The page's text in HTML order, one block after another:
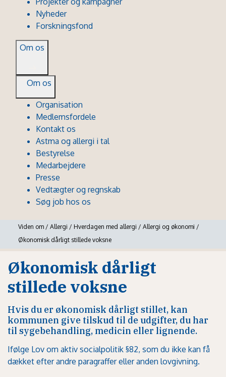
Nyheder
Forskningsfond
Om os
Om os
Organisation
Medlemsfordele
Kontakt os
Astma og allergi i tal
Bestyrelse
Medarbejdere
Presse
Vedtægter og regnskab
Søg job hos os
Viden om / Allergi / Hverdagen med allergi / Allergi og økonomi /
Økonomisk dårligt stillede voksne
Økonomisk dårligt
stillede voksne
Hvis du er økonomisk dårligt stillet, kan
kommunen give tilskud til de udgifter, du har
til sygebehandling, medicin eller lignende.
Ifølge Lov om aktiv socialpolitik §82, som du ikke kan få
dækket efter andre paragraffer eller anden lovgivning.